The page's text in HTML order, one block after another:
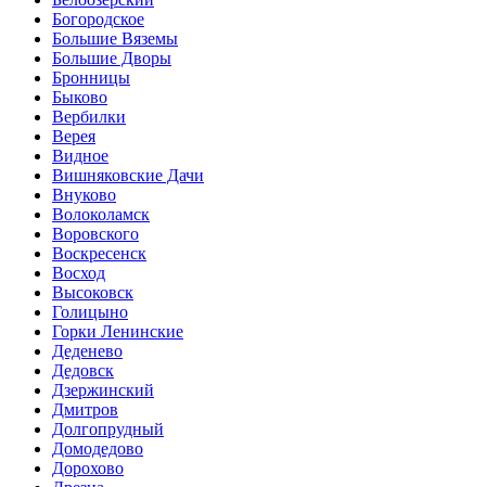
Богородское
Большие Вяземы
Большие Дворы
Бронницы
Быково
Вербилки
Верея
Видное
Вишняковские Дачи
Внуково
Волоколамск
Воровского
Воскресенск
Восход
Высоковск
Голицыно
Горки Ленинские
Деденево
Дедовск
Дзержинский
Дмитров
Долгопрудный
Домодедово
Дорохово